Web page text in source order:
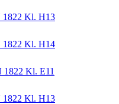
1822 Kl. H13
1822 Kl. H14
Kl. E11
1822 Kl. H13